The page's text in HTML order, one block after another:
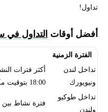
تداول!
أفضل أوقات التداول
الفترة الزمنية
تداخل لندن
ونيويورك
18:00 بتوقيت مكة)
تداخل طوكيو
ولندن
فترة نشاط بين